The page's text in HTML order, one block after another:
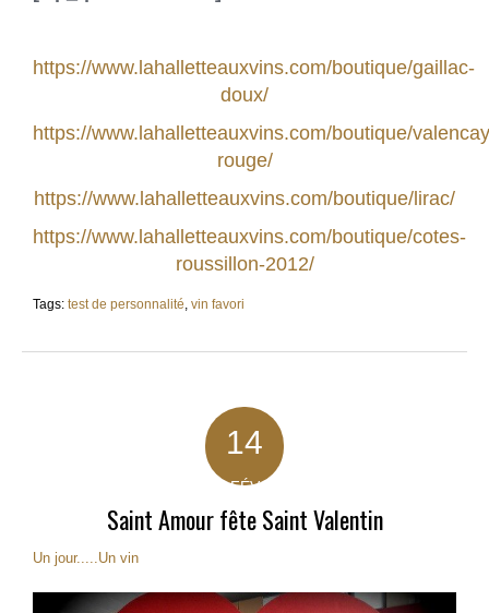
https://www.lahalletteauxvins.com/boutique/gaillac-
doux/
https://www.lahalletteauxvins.com/boutique/
rouge/
https://www.lahalletteauxvins.com/boutique/lirac/
https://www.lahalletteauxvins.com/boutique/cotes-
roussillon-2012/
Tags: test de personnalité vin favori
14
FÉV
Saint Amour fête Saint Valentin
Un jour.....Un vin